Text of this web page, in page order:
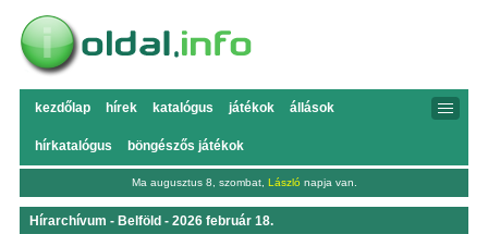
kezdőlap hírek katalógus játékok állások
hírkatalógus böngészős játékok
Ma augusztus 8, szombat, László napja van.
Hírarchívum - Belföld - 2026 február 18.